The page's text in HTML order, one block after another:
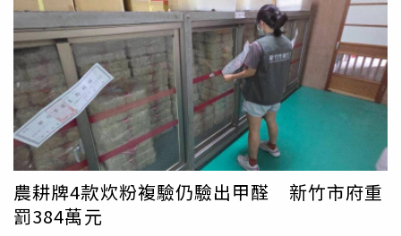
發現不合格產品，將立即公布並依法查處，確保食品安全。
關的情況下，市場供貨量減少，供需失衡，自然推升價格。
廖炯程也提到，北農拍賣市場上週五的小辣椒拍賣價格，每
公斤已突破300元，換算零售價格後，每台斤超過200元的
情況並不少見，因此市場售價明顯墊高。他強調，近期小辣
椒價格高漲，主要原因在於進口貨源受到通關查驗影響，並
非外界所猜測的菜蟲炒作或產品檢驗不合格
所致，也提醒消
費者在價格回穩前，仍可能面臨較高的採購成本。
農耕牌4款炊粉複驗仍驗出甲醛 新竹市府重
罰384萬元